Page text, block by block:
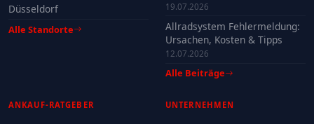
Düsseldorf
Alle Standorte
19.07.2026
Allradsystem Fehlermeldung:
Ursachen, Kosten & Tipps
12.07.2026
Alle Beiträge
ANKAUF-RATGEBER UNTERNEHMEN